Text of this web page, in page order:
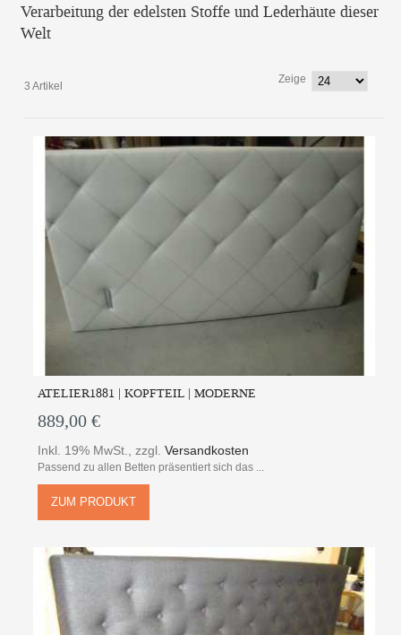
Verarbeitung der edelsten Stoffe und Lederhäute dieser
Welt
3 Artikel
Zeige
ATELIER1881 | KOPFTEIL | MODERNE
889,00 €
Inkl. 19% MwSt. ,zzgl.Versandkosten
Passend zu allen Betten präsentiert sich das ...
ZUM PRODUKT